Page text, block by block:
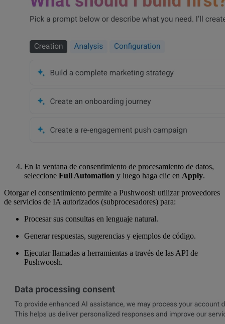
En la ventana de consentimiento de procesamiento de datos,
seleccione Full Automation y luego haga clic en Apply.
Otorgar el consentimiento permite a Pushwoosh utilizar proveedores
de servicios de IA autorizados (subprocesadores) para:
Procesar sus consultas en lenguaje natural.
Generar respuestas, sugerencias y ejemplos de código.
Ejecutar llamadas a herramientas a través de las API de
Pushwoosh.